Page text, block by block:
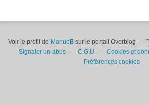
Voir le profil de ManueBsur le portail Overblog
Signaler un abus
C.G.U.
Cookies et
Préférences cookies